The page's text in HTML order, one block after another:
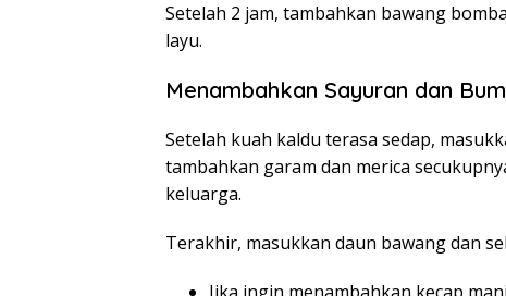
Setelah 2 jam, tambahkan bawang
layu.
Menambahkan Sayuran dan
Setelah kuah kaldu terasa sedap,
tambahkan garam dan merica
keluarga.
Terakhir, masukkan daun bawang dan